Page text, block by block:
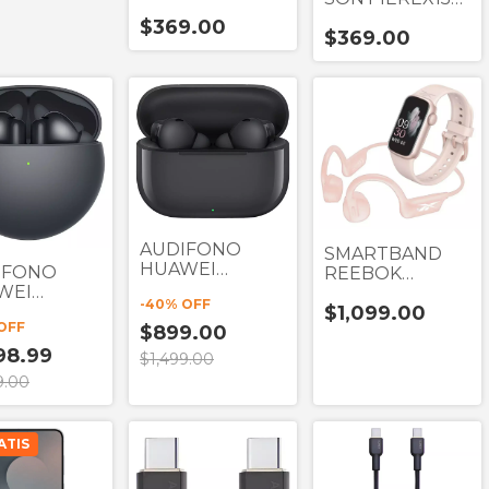
$369.00 $369.00
TWS
AUDIFONO
HUAWEI
ANC NEGRO
TWS
-40% OFF
$899.00
$1,499.00
SMARTBAND
REEBOK
ROSA
$1,099.00